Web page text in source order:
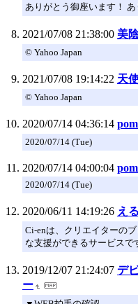
ありがとう御座います！ あ
2021/07/08 21:38:00 美
© Yahoo Japan
2021/07/08 19:14:22 天
© Yahoo Japan
2020/07/14 04:36:14
2020/07/14 (Tue)
2020/07/14 04:00:04 pom
2020/07/14 (Tue)
2020/06/11 14:19:26 え
Ci-enは、クリエイターの
な支援ができるサービスで
2019/12/07 21:24:07 デ
ー